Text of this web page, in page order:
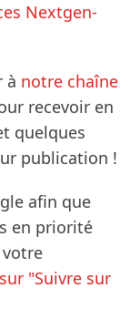
Nextgen-
à notre chaîne
recevoir en
quelques
publication !
afin que
en priorité
"Suivre sur